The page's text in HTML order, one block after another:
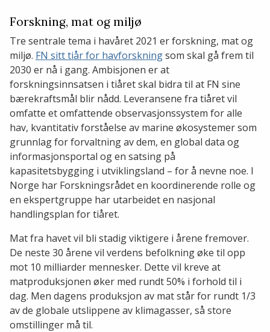
Forskning, mat og miljø
Tre sentrale tema i havåret 2021 er forskning, mat og
miljø. FN sitt tiår for havforskningsom skal gå frem til
2030 er nå i gang. Ambisjonen er at
forskningsinnsatsen i tiåret skal bidra til at FN sine
bærekraftsmål blir nådd. Leveransene fra tiåret vil
omfatte et omfattende observasjonssystem for alle
hav, kvantitativ forståelse av marine økosystemer som
grunnlag for forvaltning av dem, en global data og
informasjonsportal og en satsing på
kapasitetsbygging i utviklingsland – for å nevne noe. I
Norge har Forskningsrådet en koordinerende rolle og
en ekspertgruppe har utarbeidet en nasjonal
handlingsplan for tiåret.
Mat fra havet vil bli stadig viktigere i årene fremover.
De neste 30 årene vil verdens befolkning øke til opp
mot 10 milliarder mennesker. Dette vil kreve at
matproduksjonen øker med rundt 50% i forhold til i
dag. Men dagens produksjon av mat står for rundt 1/3
av de globale utslippene av klimagasser, så store
omstillinger må til.